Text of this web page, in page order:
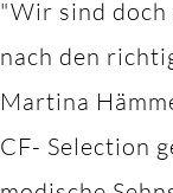
"Wir sind doch
nach den
Martina
CF- Selection